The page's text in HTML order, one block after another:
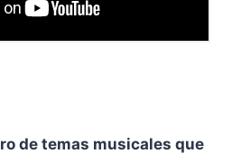
de temas musicales que